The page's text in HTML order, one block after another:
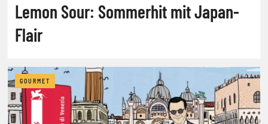
Lemon Sour: Sommerhit mit Japan-
Flair
GOURMET